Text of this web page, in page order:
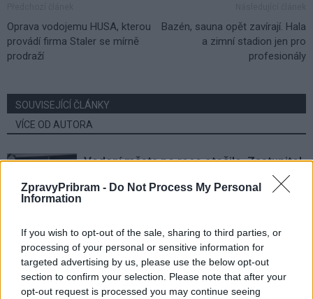
ZpravyPribram - Do Not Process My Personal
Information
If you wish to opt-out of the sale, sharing to third parties, or
processing of your personal or sensitive information for
targeted advertising by us, please use the below opt-out
section to confirm your selection. Please note that after your
opt-out request is processed you may continue seeing
Oprava vodojemu HUSA, kterou
provádí firma Staler se mírně
prodraží
Bazén, sauna opět zavírají. Hala
a zimní stadion jen pro
profesionály
SOUVISEJÍCÍ ČLÁNKY
VÍCE OD AUTORA
Váš názor
Vedení města po roce otočilo. Zastupitel
Václav Dvořák připomíná ztracený čas
u 2. polikliniky
Váš názor
Opoziční zastupitel Václav Dvořák
kritizuje vedení města. Krátké
zastupitelstvo podle něj odhalilo staré
problémy